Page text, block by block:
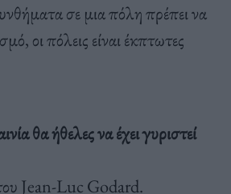
σε μια πόλη πρέπει να
οι πόλεις είναι έκπτωτες
θα ήθελες να έχει γυριστεί
Jean-Luc Godard.